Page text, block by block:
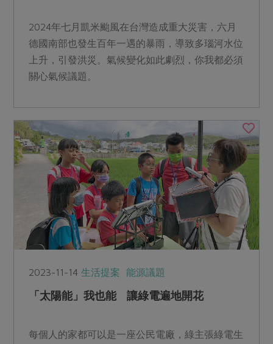
2024年七月凱米颱風在台灣造成重大災害，六月
德國南部也發生百年一遇的暴雨，導致多瑙河水位
上升，引發洪災。氣候變化如此劇烈，你我都必須
關心氣候議題。
2023-11-14生活提案 能源議題
「太陽能」我也能 讓綠電遍地開花
每個人的家都可以是一座公民電廠，綠主張綠電生